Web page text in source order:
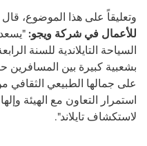
وتعليقاً على هذا الموضوع، قال
للأعمال في شركة ويجو:
السياحة التايلاندية للسنة
بشعبية كبيرة بين
على جمالها الطبيعي الثقافي
استمرار التعاون مع الهيئة
لاستكشاف تايلاند".